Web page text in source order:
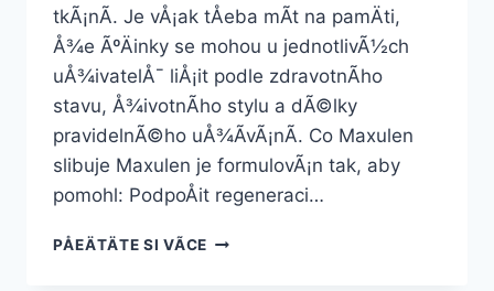
tkÃ¡nÃ­. Je vÅ¡ak tÅeba mÃ­t na pamÄti,
Å¾e ÃºÄinky se mohou u jednotlivÃ½ch
uÅ¾ivatelÅ¯ liÅ¡it podle zdravotnÃ­ho
stavu, Å¾ivotnÃ­ho stylu a dÃ©lky
pravidelnÃ©ho uÅ¾Ã­vÃ¡nÃ­. Co Maxulen
slibuje Maxulen je formulovÃ¡n tak, aby
pomohl: PodpoÅit regeneraci…
PÅEÄTÄTE SI VÃ­CEMAXULEN